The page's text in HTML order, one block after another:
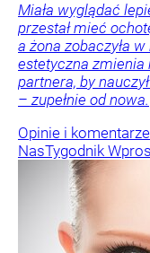
Miała wyglądać
przestał mieć
a żona zobaczyła
estetyczna zmienia
partnera, by
– zupełnie od nowa.
Opinie i komentarze
NasTygodnik